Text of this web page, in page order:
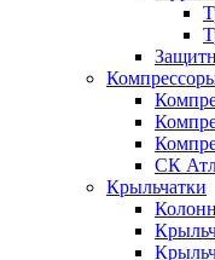
СК
Крыльчатки